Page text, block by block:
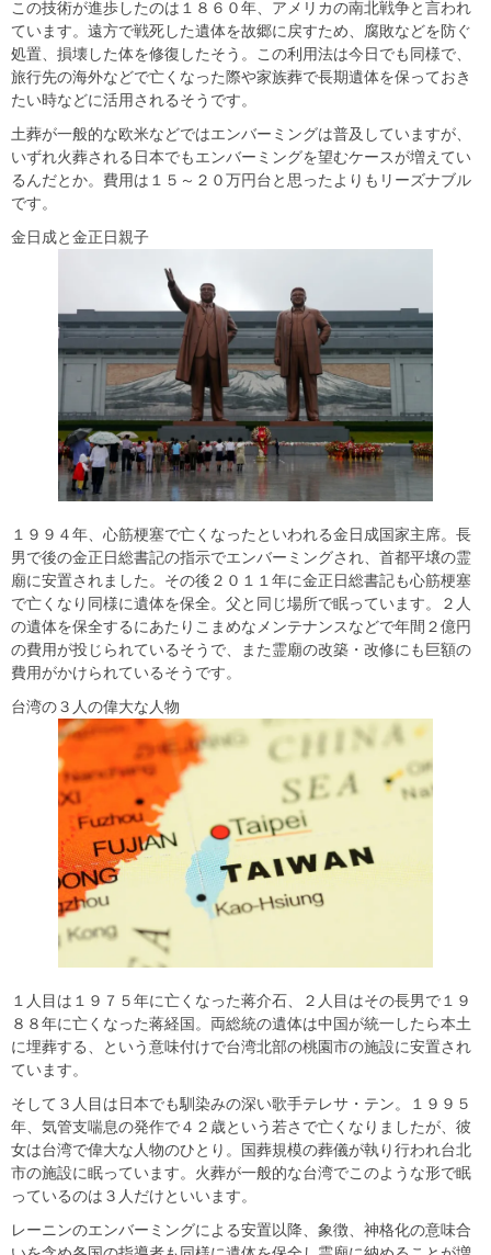
この技術が進歩したのは１８６０年、アメリカの南北戦争と言われ
ています。遠方で戦死した遺体を故郷に戻すため、腐敗などを防ぐ
処置、損壊した体を修復したそう。この利用法は今日でも同様で、
旅行先の海外などで亡くなった際や家族葬で長期遺体を保っておき
たい時などに活用されるそうです。
土葬が一般的な欧米などではエンバーミングは普及していますが、
いずれ火葬される日本でもエンバーミングを望むケースが増えてい
るんだとか。費用は１５～２０万円台と思ったよりもリーズナブル
です。
金日成と金正日親子
１９９４年、心筋梗塞で亡くなったといわれる金日成国家主席。長
男で後の金正日総書記の指示でエンバーミングされ、首都平壌の霊
廟に安置されました。その後２０１１年に金正日総書記も心筋梗塞
で亡くなり同様に遺体を保全。父と同じ場所で眠っています。２人
の遺体を保全するにあたりこまめなメンテナンスなどで年間２億円
の費用が投じられているそうで、また霊廟の改築・改修にも巨額の
費用がかけられているそうです。
台湾の３人の偉大な人物
１人目は１９７５年に亡くなった蒋介石、２人目はその長男で１９
８８年に亡くなった蒋経国。両総統の遺体は中国が統一したら本土
に埋葬する、という意味付けで台湾北部の桃園市の施設に安置され
ています。
そして３人目は日本でも馴染みの深い歌手テレサ・テン。１９９５
年、気管支喘息の発作で４２歳という若さで亡くなりましたが、彼
女は台湾で偉大な人物のひとり。国葬規模の葬儀が執り行われ台北
市の施設に眠っています。火葬が一般的な台湾でこのような形で眠
っているのは３人だけといいます。
レーニンのエンバーミングによる安置以降、象徴、神格化の意味合